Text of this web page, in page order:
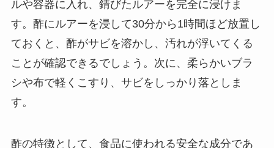
ルや容器に入れ、錆びたルアーを完全に浸けま
す。酢にルアーを浸して30分から1時間ほど放置し
ておくと、酢がサビを溶かし、汚れが浮いてくる
ことが確認できるでしょう。次に、柔らかいブラ
シや布で軽くこすり、サビをしっかり落としま
す。
酢の特徴として、食品に使われる安全な成分であ